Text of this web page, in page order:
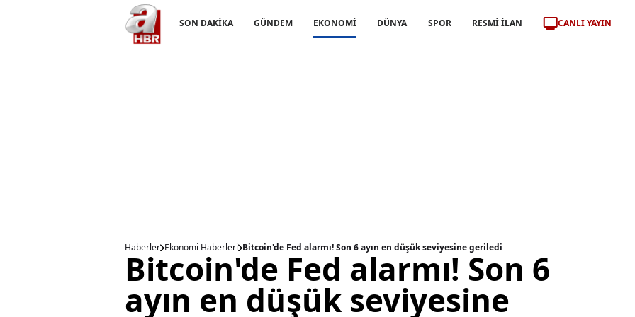
SON DAKİKA GÜNDEM EKONOMİ DÜNYA SPOR RESMİ İLAN CANLI YAYIN
Haberler Ekonomi Haberleri Bitcoin'de Fed alarmı! Son 6 ayın en düşük seviyesine geriledi
Bitcoin'de Fed alarmı! Son 6
ayın en düşük seviyesine